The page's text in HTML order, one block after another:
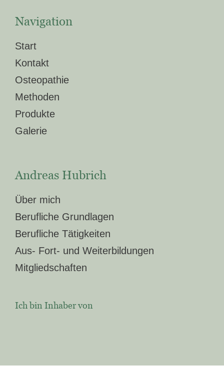
Navigation
Start
Kontakt
Osteopathie
Methoden
Produkte
Galerie
Andreas Hubrich
Über mich
Berufliche Grundlagen
Berufliche Tätigkeiten
Aus- Fort- und Weiterbildungen
Mitgliedschaften
Ich bin Inhaber von